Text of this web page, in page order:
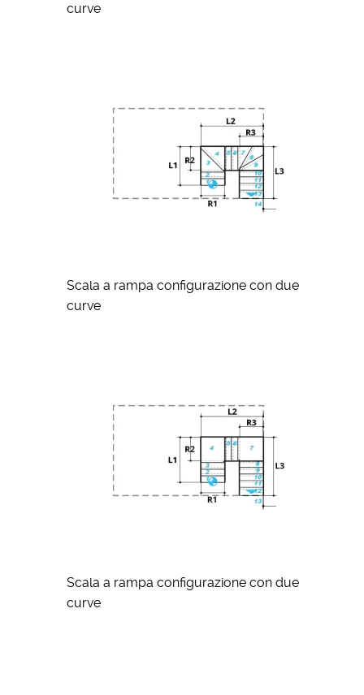
curve
Scala a rampa configurazione con due
curve
Scala a rampa configurazione con due
curve